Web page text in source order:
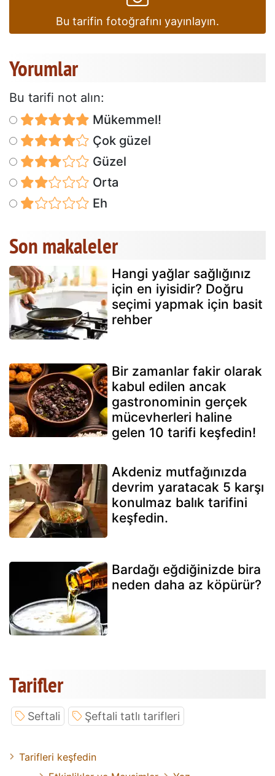
Bu tarifin fotoğrafını yayınlayın.
Yorumlar
Bu tarifi not alın:
Mükemmel!
Çok güzel
Güzel
Orta
Eh
Son makaleler
Hangi yağlar sağlığınız
için en iyisidir? Doğru
seçimi yapmak için basit
rehber
Bir zamanlar fakir olarak
kabul edilen ancak
gastronominin gerçek
mücevherleri haline
gelen 10 tarifi keşfedin!
Akdeniz mutfağınızda
devrim yaratacak 5 karşı
konulmaz balık tarifini
keşfedin.
Bardağı eğdiğinizde bira
neden daha az köpürür?
Tarifler
Seftali Şeftali tatlı tarifleri
Tarifleri keşfedin